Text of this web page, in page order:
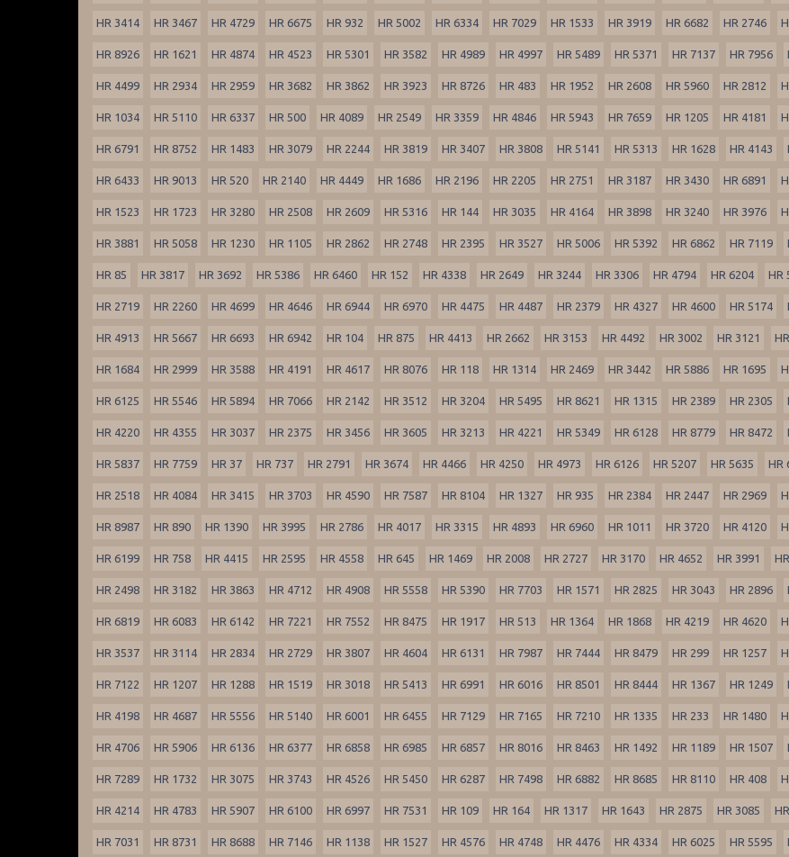
HR 3414 HR 3467 HR 4729 HR 6675 HR 932 HR 5002 HR 6334 HR 7029 HR 1533 HR 3919 HR 6682 HR 2746
HR 8926 HR 1621 HR 4874 HR 4523 HR 5301 HR 3582 HR 4989 HR 4997 HR 5489 HR 5371 HR 7137 HR 7956
HR 4499 HR 2934 HR 2959 HR 3682 HR 3862 HR 3923 HR 8726 HR 483 HR 1952 HR 2608 HR 5960 HR 2812
HR 1034 HR 5110 HR 6337 HR 500 HR 4089 HR 2549 HR 3359 HR 4846 HR 5943 HR 7659 HR 1205 HR 4181
HR 6791 HR 8752 HR 1483 HR 3079 HR 2244 HR 3819 HR 3407 HR 3808 HR 5141 HR 5313 HR 1628 HR 4143
HR 6433 HR 9013 HR 520 HR 2140 HR 4449 HR 1686 HR 2196 HR 2205 HR 2751 HR 3187 HR 3430 HR 6891
HR 1523 HR 1723 HR 3280 HR 2508 HR 2609 HR 5316 HR 144 HR 3035 HR 4164 HR 3898 HR 3240 HR 3976
HR 3881 HR 5058 HR 1230 HR 1105 HR 2862 HR 2748 HR 2395 HR 3527 HR 5006 HR 5392 HR 6862 HR 7119
HR 85 HR 3817 HR 3692 HR 5386 HR 6460 HR 152 HR 4338 HR 2649 HR 3244 HR 3306 HR 4794 HR 6204 HR
HR 2719 HR 2260 HR 4699 HR 4646 HR 6944 HR 6970 HR 4475 HR 4487 HR 2379 HR 4327 HR 4600 HR 5174
HR 4913 HR 5667 HR 6693 HR 6942 HR 104 HR 875 HR 4413 HR 2662 HR 3153 HR 4492 HR 3002 HR 3121
HR 1684 HR 2999 HR 3588 HR 4191 HR 4617 HR 8076 HR 118 HR 1314 HR 2469 HR 3442 HR 5886 HR 1695
HR 6125 HR 5546 HR 5894 HR 7066 HR 2142 HR 3512 HR 3204 HR 5495 HR 8621 HR 1315 HR 2389 HR 2305
HR 4220 HR 4355 HR 3037 HR 2375 HR 3456 HR 3605 HR 3213 HR 4221 HR 5349 HR 6128 HR 8779 HR 8472
HR 5837 HR 7759 HR 37 HR 737 HR 2791 HR 3674 HR 4466 HR 4250 HR 4973 HR 6126 HR 5207 HR 5635 HR
HR 2518 HR 4084 HR 3415 HR 3703 HR 4590 HR 7587 HR 8104 HR 1327 HR 935 HR 2384 HR 2447 HR 2969
HR 8987 HR 890 HR 1390 HR 3995 HR 2786 HR 4017 HR 3315 HR 4893 HR 6960 HR 1011 HR 3720 HR 4120
HR 6199 HR 758 HR 4415 HR 2595 HR 4558 HR 645 HR 1469 HR 2008 HR 2727 HR 3170 HR 4652 HR 3991
HR 2498 HR 3182 HR 3863 HR 4712 HR 4908 HR 5558 HR 5390 HR 7703 HR 1571 HR 2825 HR 3043 HR 2896
HR 6819 HR 6083 HR 6142 HR 7221 HR 7552 HR 8475 HR 1917 HR 513 HR 1364 HR 1868 HR 4219 HR 4620
HR 3537 HR 3114 HR 2834 HR 2729 HR 3807 HR 4604 HR 6131 HR 7987 HR 7444 HR 8479 HR 299 HR 1257
HR 7122 HR 1207 HR 1288 HR 1519 HR 3018 HR 5413 HR 6991 HR 6016 HR 8501 HR 8444 HR 1367 HR 1249
HR 4198 HR 4687 HR 5556 HR 5140 HR 6001 HR 6455 HR 7129 HR 7165 HR 7210 HR 1335 HR 233 HR 1480
HR 4706 HR 5906 HR 6136 HR 6377 HR 6858 HR 6985 HR 6857 HR 8016 HR 8463 HR 1492 HR 1189 HR 1507
HR 7289 HR 1732 HR 3075 HR 3743 HR 4526 HR 5450 HR 6287 HR 7498 HR 6882 HR 8685 HR 8110 HR 408
HR 4214 HR 4783 HR 5907 HR 6100 HR 6997 HR 7531 HR 109 HR 164 HR 1317 HR 1643 HR 2875 HR 3085
HR 7031 HR 8731 HR 8688 HR 7146 HR 1138 HR 1527 HR 4576 HR 4748 HR 4476 HR 4334 HR 6025 HR 5595